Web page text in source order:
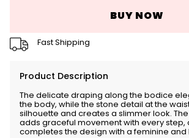
BUY NOW
Fast Shipping
Product Description
The delicate draping along the bodice
the body, while the stone detail at the
silhouette and creates a slimmer look.
adds graceful movement with every step,
completes the design with a feminine and